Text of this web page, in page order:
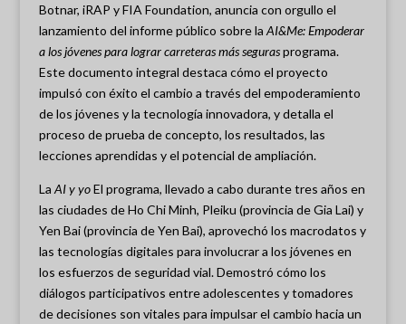
Botnar, iRAP y FIA Foundation, anuncia con orgullo el
lanzamiento del informe público sobre la AI&Me: Empoderar
a los jóvenes para lograr carreteras más segurasprograma.
Este documento integral destaca cómo el proyecto
impulsó con éxito el cambio a través del empoderamiento
de los jóvenes y la tecnología innovadora, y detalla el
proceso de prueba de concepto, los resultados, las
lecciones aprendidas y el potencial de ampliación.
La AI y yoEl programa, llevado a cabo durante tres años en
las ciudades de Ho Chi Minh, Pleiku (provincia de Gia Lai) y
Yen Bai (provincia de Yen Bai), aprovechó los macrodatos y
las tecnologías digitales para involucrar a los jóvenes en
los esfuerzos de seguridad vial. Demostró cómo los
diálogos participativos entre adolescentes y tomadores
de decisiones son vitales para impulsar el cambio hacia un